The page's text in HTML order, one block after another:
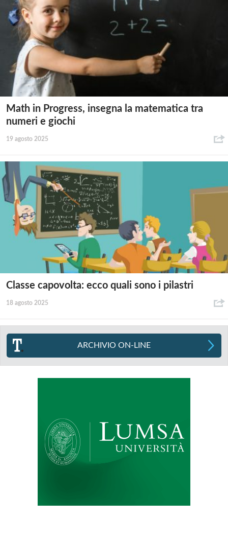
Math in Progress, insegna la matematica tra
numeri e giochi
19 agosto 2025
Classe capovolta: ecco quali sono i pilastri
18 agosto 2025
ARCHIVIO ON-LINE